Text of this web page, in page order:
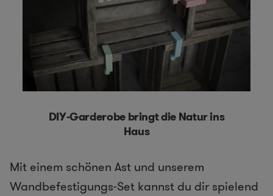
DIY-Garderobe bringt die Natur ins
Haus
Mit einem schönen Ast und unserem
Wandbefestigungs-Set kannst du dir spielend